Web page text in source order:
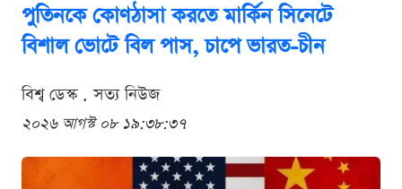
পুতিনকে কোণঠাসা করতে মার্কিন সিনেটে
বিশাল ভোটে বিল পাস, চাপে ভারত-চীন
বিশ্ব ডেস্ক . সত্য নিউজ
২০২৬ আগস্ট ০৮ ১৯:৩৮:৩৭